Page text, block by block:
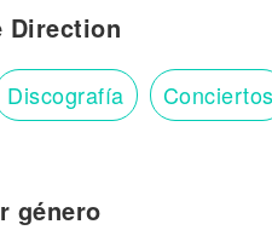
Direction
Discografía Conciertos
género